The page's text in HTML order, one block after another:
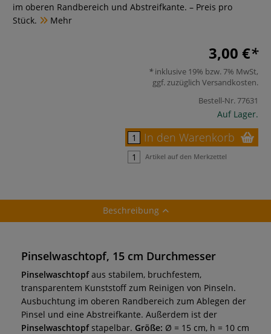
im oberen Randbereich und Abstreifkante. – Preis pro
Stück.
Mehr
3,00 €
inklusive 19% bzw. 7% MwSt,
ggf. zuzüglich Versandkosten.
Bestell-Nr.77631
Auf Lager.
In den Warenkorb
Artikel auf den Merkzettel
Beschreibung
Pinselwaschtopf, 15 cm Durchmesser
Pinselwaschtopfaus stabilem, bruchfestem,
transparentem Kunststoff zum Reinigen von Pinseln.
Ausbuchtung im oberen Randbereich zum Ablegen der
Pinsel und eine Abstreifkante. Außerdem ist der
Pinselwaschtopfstapelbar. Größe: Ø = 15 cm, h = 10 cm